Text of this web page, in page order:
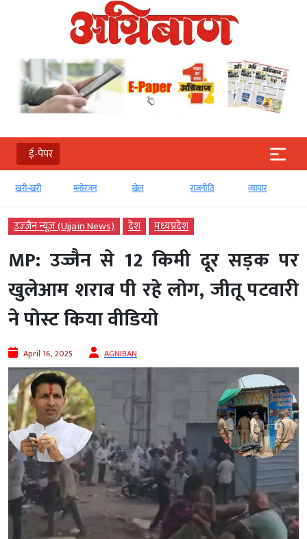
ई-पेपर
खरी-खरी मनोरंजन खेल राजनीति व्‍यापार
उज्‍जैन न्यूज़ (Ujjain News) देश मध्‍यप्रदेश
MP: उज्जैन से 12 किमी दूर सड़क पर
खुलेआम शराब पी रहे लोग, जीतू पटवारी
ने पोस्ट किया वीडियो
April 16, 2025 AGNIBAN